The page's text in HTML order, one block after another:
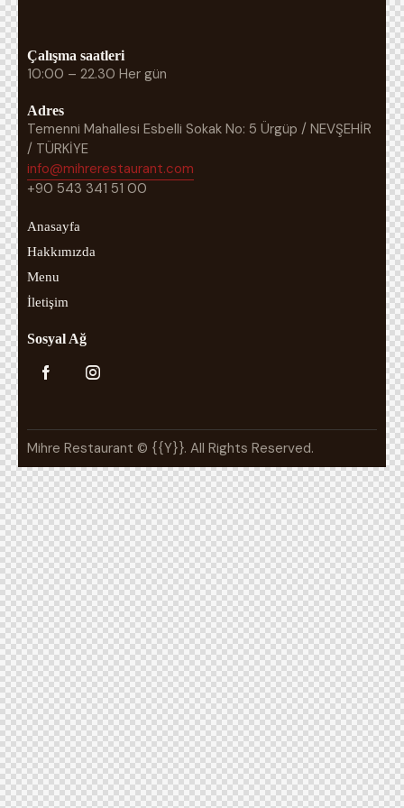
Çalışma saatleri
10:00 – 22.30 Her gün
Adres
Temenni Mahallesi Esbelli Sokak No: 5 Ürgüp / NEVŞEHİR
/ TÜRKİYE
info@mihrerestaurant.com
+90 543 341 51 00
Anasayfa
Hakkımızda
Menu
İletişim
Sosyal Ağ
Mihre Restaurant © {{Y}}. All Rights Reserved.